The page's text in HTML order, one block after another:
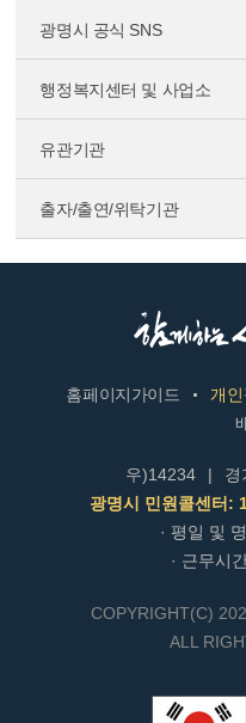
광명시 공식 SNS
행정복지센터 및 사업소
유관기관
출자/출연/위탁기관
홈페이지가이드 개
우)14234 |
경
광명시 민원콜센터:
· 평일 및
· 근무시
COPYRIGHT(C)
ALL